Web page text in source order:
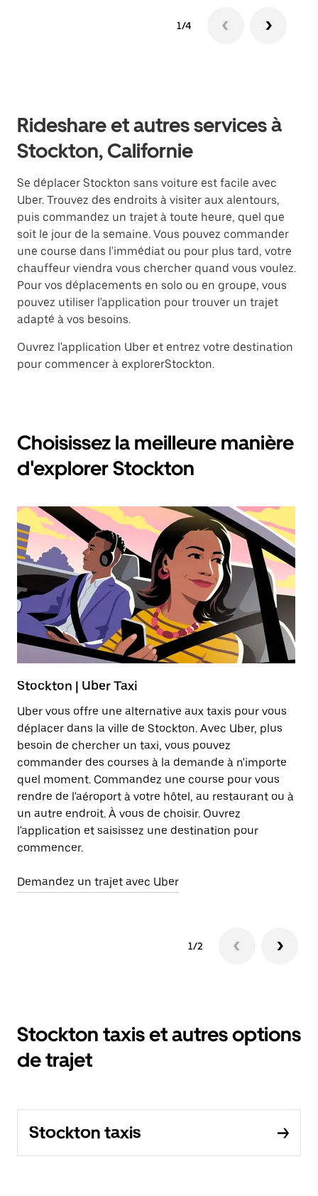
1/4
Rideshare et autres services à
Stockton, Californie
Se déplacer Stockton sans voiture est facile avec
Uber. Trouvez des endroits à visiter aux alentours,
puis commandez un trajet à toute heure, quel que
soit le jour de la semaine. Vous pouvez commander
une course dans l'immédiat ou pour plus tard, votre
chauffeur viendra vous chercher quand vous voulez.
Pour vos déplacements en solo ou en groupe, vous
pouvez utiliser l'application pour trouver un trajet
adapté à vos besoins.
Ouvrez l'application Uber et entrez votre destination
pour commencer à explorerStockton.
Choisissez la meilleure manière
d'explorer Stockton
Stockton | Uber Taxi
Uber vous offre une alternative aux taxis pour vous
déplacer dans la ville de Stockton. Avec Uber, plus
besoin de chercher un taxi, vous pouvez
commander des courses à la demande à n'importe
quel moment. Commandez une course pour vous
rendre de l'aéroport à votre hôtel, au restaurant ou à
un autre endroit. À vous de choisir. Ouvrez
l'application et saisissez une destination pour
commencer.
Demandez un trajet avec Uber
1/2
Stockton taxis et autres options
de trajet
Stockton taxis